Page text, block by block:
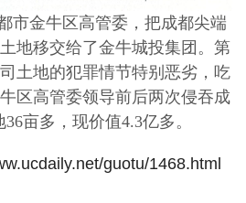
市金牛区高管委，把成都尖端
地移交给了金牛城投集团。第
土地的犯罪情节特别恶劣，吃
区高管委领导前后两次侵吞成
亩多，现价值4.3亿多。
guotu/1468.html